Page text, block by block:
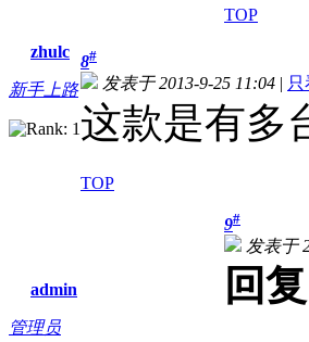
TOP
zhulc
新手上路
8#
发表于 2013-9-25 11:04 |
这款是有多
TOP
admin
管理员
9#
发表于
回复